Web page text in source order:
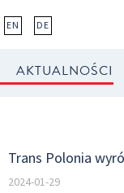
EN DE
AKTUALNOŚCI
Trans Polonia
2024-01-29